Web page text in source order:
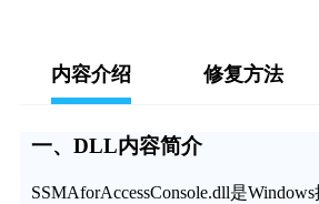
内容介绍 修复方法
一、DLL内容简介
SSMAforAccessConsole.dll是